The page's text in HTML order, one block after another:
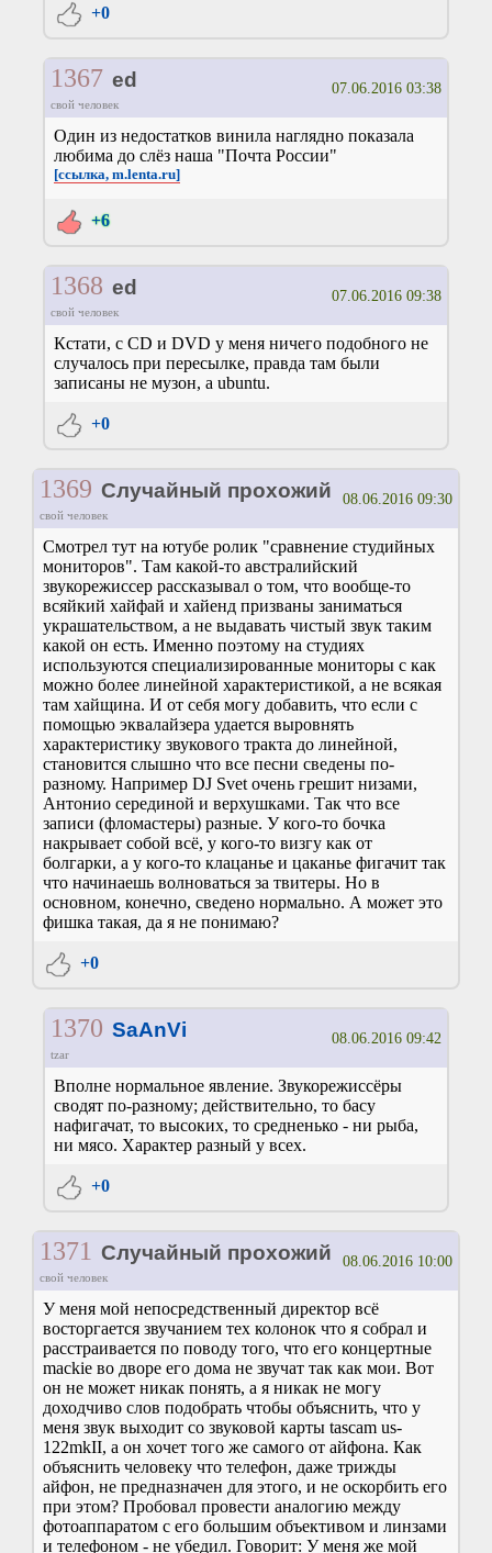
+0
1367 ed
свой человек
07.06.2016 03:38
Один из недостатков винила наглядно показала
любима до слёз наша "Почта России"
[ссылка, m.lenta.ru]
+6
1368 ed
свой человек
07.06.2016 09:38
Кстати, с CD и DVD у меня ничего подобного не
случалось при пересылке, правда там были
записаны не музон, а ubuntu.
+0
1369 Случайный прохожий
свой человек
08.06.2016 09:30
Смотрел тут на ютубе ролик "сравнение студийных
мониторов". Там какой-то австралийский
звукорежиссер рассказывал о том, что вообще-то
всяйкий хайфай и хайенд призваны заниматься
украшательством, а не выдавать чистый звук таким
какой он есть. Именно поэтому на студиях
используются специализированные мониторы с как
можно более линейной характеристикой, а не всякая
там хайщина. И от себя могу добавить, что если с
помощью эквалайзера удается выровнять
характеристику звукового тракта до линейной,
становится слышно что все песни сведены по-
разному. Например DJ Svet очень грешит низами,
Антонио серединой и верхушками. Так что все
записи (фломастеры) разные. У кого-то бочка
накрывает собой всё, у кого-то визгу как от
болгарки, а у кого-то клацанье и цаканье фигачит так
что начинаешь волноваться за твитеры. Но в
основном, конечно, сведено нормально. А может это
фишка такая, да я не понимаю?
+0
1370 SaAnVi
tzar
08.06.2016 09:42
Вполне нормальное явление. Звукорежиссёры
сводят по-разному; действительно, то басу
нафигачат, то высоких, то средненько - ни рыба,
ни мясо. Характер разный у всех.
+0
1371 Случайный прохожий
свой человек
08.06.2016 10:00
У меня мой непосредственный директор всё
восторгается звучанием тех колонок что я собрал и
расстраивается по поводу того, что его концертные
mackie во дворе его дома не звучат так как мои. Вот
он не может никак понять, а я никак не могу
доходчиво слов подобрать чтобы объяснить, что у
меня звук выходит со звуковой карты tascam us-
122mkII, а он хочет того же самого от айфона. Как
объяснить человеку что телефон, даже трижды
айфон, не предназначен для этого, и не оскорбить его
при этом? Пробовал провести аналогию между
фотоаппаратом с его большим объективом и линзами
и телефоном - не убедил. Говорит: У меня же мой